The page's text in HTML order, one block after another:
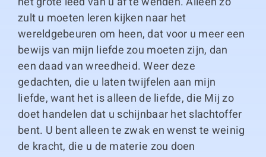
zult u moeten leren kijken naar het
wereldgebeuren om heen, dat voor u meer een
bewijs van mijn liefde zou moeten zijn, dan
een daad van wreedheid. Weer deze
gedachten, die u laten twijfelen aan mijn
liefde, want het is alleen de liefde, die Mij zo
doet handelen dat u schijnbaar het slachtoffer
bent. U bent alleen te zwak en wenst te weinig
de kracht, die u de materie zou doen